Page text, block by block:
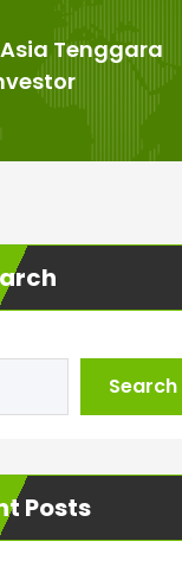
Tenggara
Search
Posts